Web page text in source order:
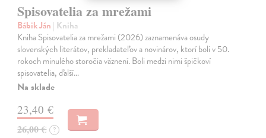
Spisovatelia za mrežami
Bábik Ján | Kniha
Kniha Spisovatelia za mrežami (2026) zaznamenáva osudy
slovenských literátov, prekladateľov a novinárov, ktorí boli v 50.
rokoch minulého storočia väznení. Boli medzi nimi špičkoví
spisovatelia, ďalší…
Na sklade
23,40 €
26,00 € ?